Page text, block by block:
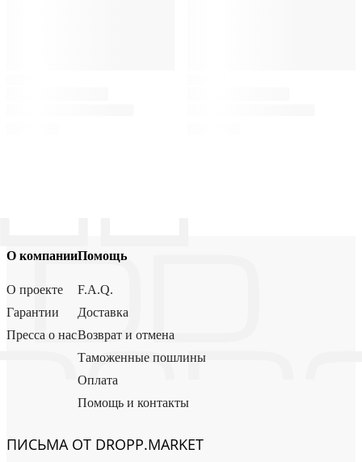
О компании
О проекте
Гарантии
Пресса о нас
Помощь
F.A.Q.
Доставка
Возврат и отмена
Таможенные пошлины
Оплата
Помощь и контакты
ПИСЬМА ОТ DROPP.MARKET